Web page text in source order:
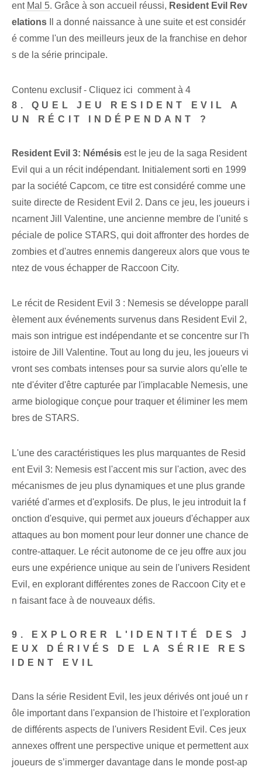
ent Mal 5. Grâce à son accueil réussi, Resident Evil Rev
elations Il a donné naissance à une suite et est considér
é comme l'un des meilleurs jeux de la franchise en dehor
s de la série principale.
Contenu exclusif - Cliquez ici comment à 4
8. QUEL JEU RESIDENT EVIL A
UN RÉCIT INDÉPENDANT ?
Resident Evil 3: Némésis est le jeu de la saga Resident
Evil qui a un récit indépendant. Initialement sorti en 1999
par la société Capcom, ce titre est considéré comme une
suite directe de Resident Evil 2. Dans ce jeu, les joueurs i
ncarnent Jill Valentine, une ancienne membre de l'unité s
péciale de police STARS, qui doit affronter des hordes de
zombies et d'autres ennemis dangereux alors que vous te
ntez de vous échapper de Raccoon City.
Le récit de Resident Evil 3 : Nemesis se développe parall
èlement aux événements survenus dans Resident Evil 2,
mais son intrigue est indépendante et se concentre sur l'h
istoire de Jill Valentine. Tout au long du jeu, les joueurs vi
vront ses combats intenses pour sa survie alors qu'elle te
nte d'éviter d'être capturée par l'implacable Nemesis, une
arme biologique conçue pour traquer et éliminer les mem
bres de STARS.
L'une des caractéristiques les plus marquantes de Resid
ent Evil 3: Nemesis est l'accent mis sur l'action, avec des
mécanismes de jeu plus dynamiques et une plus grande
variété d'armes et d'explosifs. De plus, le jeu introduit la f
onction d'esquive, qui permet aux joueurs d'échapper aux
attaques au bon moment pour leur donner une chance de
contre-attaquer. Le récit autonome de ce jeu offre aux jou
eurs une expérience unique au sein de l'univers Resident
Evil, en explorant différentes zones de Raccoon City et e
n faisant face à de nouveaux défis.
9. EXPLORER L'IDENTITÉ DES J
EUX DÉRIVÉS DE LA SÉRIE RES
IDENT EVIL
Dans la série Resident Evil, les jeux dérivés ont joué un r
ôle important dans l'expansion de l'histoire et l'exploration
de différents aspects de l'univers Resident Evil. Ces jeux
annexes offrent une perspective unique et permettent aux
joueurs de s’immerger davantage dans le monde post-ap